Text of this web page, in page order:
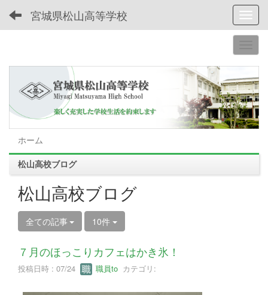
宮城県松山高等学校
ホーム
松山高校ブログ
松山高校ブログ
全ての記事 10件
７月のほっこりカフェはかき氷！
投稿日時 : 07/24 職員to カテゴリ: